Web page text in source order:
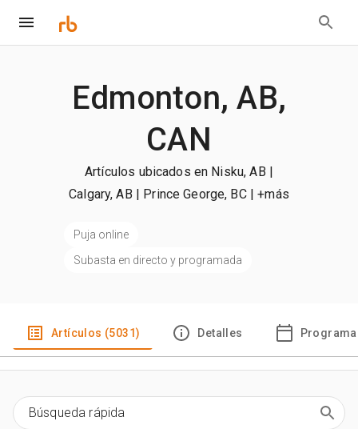
Edmonton, AB,
CAN
Artículos ubicados en Nisku, AB |
Calgary, AB | Prince George, BC | +más
Puja online
Subasta en directo y programada
Artículos (5031) Detalles